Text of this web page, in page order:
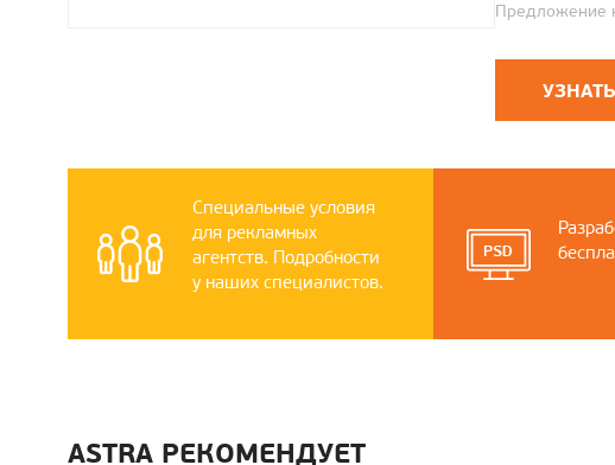
Предложение
Специальные условия
для рекламных
агентств. Подробности
у наших специалистов.
ASTRA РЕКОМЕНДУЕТ